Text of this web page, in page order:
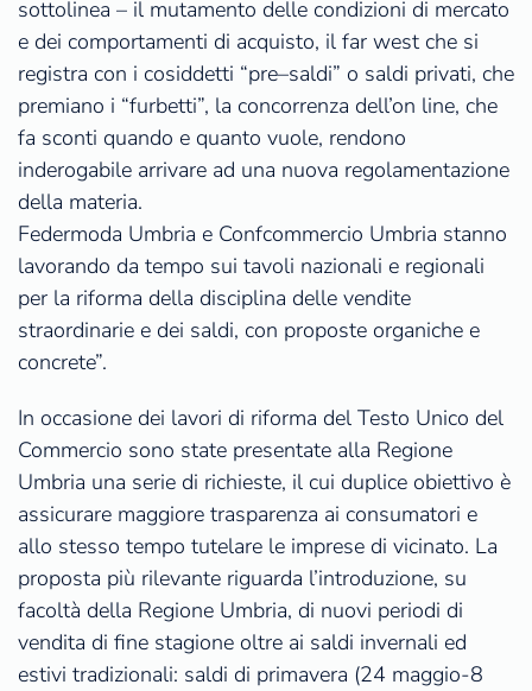
sottolinea – il mutamento delle condizioni di mercato
e dei comportamenti di acquisto, il far west che si
registra con i cosiddetti “pre–saldi” o saldi privati, che
premiano i “furbetti”, la concorrenza dell’on line, che
fa sconti quando e quanto vuole, rendono
inderogabile arrivare ad una nuova regolamentazione
della materia.
Federmoda Umbria e Confcommercio Umbria stanno
lavorando da tempo sui tavoli nazionali e regionali
per la riforma della disciplina delle vendite
straordinarie e dei saldi, con proposte organiche e
concrete”.
In occasione dei lavori di riforma del Testo Unico del
Commercio sono state presentate alla Regione
Umbria una serie di richieste, il cui duplice obiettivo è
assicurare maggiore trasparenza ai consumatori e
allo stesso tempo tutelare le imprese di vicinato. La
proposta più rilevante riguarda l’introduzione, su
facoltà della Regione Umbria, di nuovi periodi di
vendita di fine stagione oltre ai saldi invernali ed
estivi tradizionali: saldi di primavera (24 maggio-8